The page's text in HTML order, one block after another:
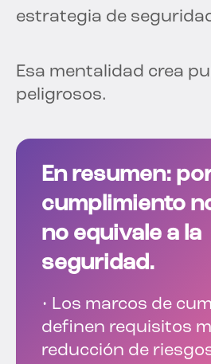
estrategia de
Esa mentalidad crea
peligrosos.
En resumen:
cumplimiento
no equivale a la
seguridad.
• Los marcos de
definen requisitos
reducción de